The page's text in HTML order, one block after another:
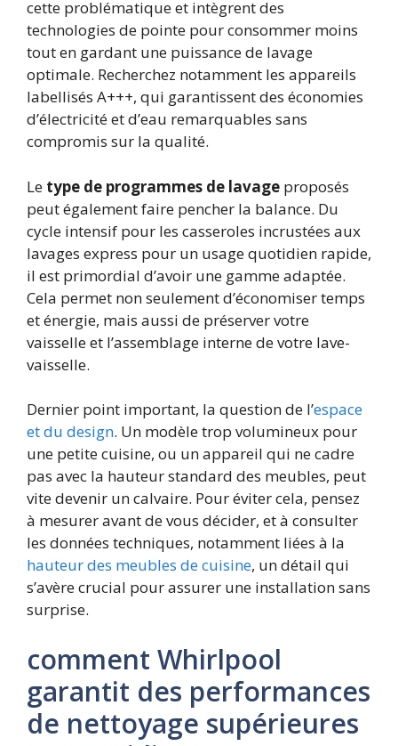
cette problématique et intègrent des
technologies de pointe pour consommer moins
tout en gardant une puissance de lavage
optimale. Recherchez notamment les appareils
labellisés A+++, qui garantissent des économies
d’électricité et d’eau remarquables sans
compromis sur la qualité.
Le type de programmes de lavage proposés
peut également faire pencher la balance. Du
cycle intensif pour les casseroles incrustées aux
lavages express pour un usage quotidien rapide,
il est primordial d’avoir une gamme adaptée.
Cela permet non seulement d’économiser temps
et énergie, mais aussi de préserver votre
vaisselle et l’assemblage interne de votre lave-
vaisselle.
Dernier point important, la question de l’espace
et du design. Un modèle trop volumineux pour
une petite cuisine, ou un appareil qui ne cadre
pas avec la hauteur standard des meubles, peut
vite devenir un calvaire. Pour éviter cela, pensez
à mesurer avant de vous décider, et à consulter
les données techniques, notamment liées à la
hauteur des meubles de cuisine, un détail qui
s’avère crucial pour assurer une installation sans
surprise.
comment Whirlpool
garantit des performances
de nettoyage supérieures